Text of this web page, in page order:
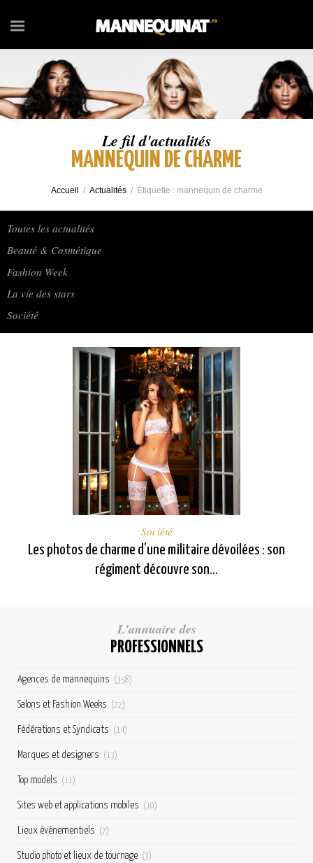
Le fil d'actualités
MANNEQUIN DE CHARME
Accueil / Actualités / Étiquette : mannequin de charme
Toutes les actualités
Beauté & Cosmétique
Fashion Week
La vie des stars
Société
Société
Les photos de charme d’une militaire dévoilées : son
régiment découvre son...
L'annuaire des
PROFESSIONNELS
Agences de mannequins (358)
Salons et Fashion Weeks (22)
Fédérations et Syndicats (14)
Marques et designers (13)
Top models (11)
Sites web et applications mobiles (10)
Lieux événementiels (7)
Studio photo et lieux de tournage (3)